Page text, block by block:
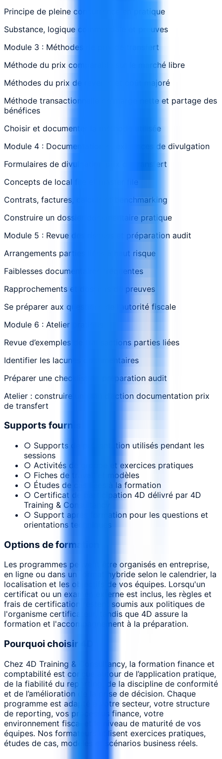
Principe de pleine concurrence en pratique
Substance, logique commerciale et preuves
Module 3 : Méthodes de prix de transfert
Méthode du prix comparable sur le marché libre
Méthodes du prix de revente et coût majoré
Méthode transactionnelle de marge nette et partage des
bénéfices
Choisir et documenter la méthode utilisée
Module 4 : Documentation et exigences de divulgation
Formulaires de divulgation prix de transfert
Concepts de local file et master file
Contrats, factures, calculs et benchmarking
Construire un dossier documentaire pratique
Module 5 : Revue des risques et préparation audit
Arrangements parties liées à haut risque
Faiblesses documentaires fréquentes
Rapprochements et dossiers de preuves
Se préparer aux questions de l’autorité fiscale
Module 6 : Atelier pratique
Revue d’exemples de transactions parties liées
Identifier les lacunes documentaires
Préparer une checklist de préparation audit
Atelier : construire un plan d’action documentation prix
de transfert
Supports fournis
○ Supports de présentation utilisés pendant les
sessions
○ Activités de groupe et exercices pratiques
○ Fiches de travail et modèles
○ Études de cas liées à la formation
○ Certificat de participation 4D délivré par 4D
Training & Consultancy
○ Support après formation pour les questions et
orientations techniques
Options de formation
Les programmes peuvent être organisés en entreprise,
en ligne ou dans un format hybride selon le calendrier, la
localisation et les objectifs de vos équipes. Lorsqu'un
certificat ou un examen externe est inclus, les règles et
frais de certification restent soumis aux politiques de
l'organisme certificateur, tandis que 4D assure la
formation et l'accompagnement à la préparation.
Pourquoi choisir 4D
Chez 4D Training & Consultancy, la formation finance et
comptabilité est conçue autour de l’application pratique,
de la fiabilité du reporting, de la discipline de conformité
et de l’amélioration de la prise de décision. Chaque
programme est adapté à votre secteur, votre structure
de reporting, vos processus finance, votre
environnement fiscal et le niveau de maturité de vos
équipes. Nos formateurs utilisent exercices pratiques,
études de cas, modèles et scénarios business réels.